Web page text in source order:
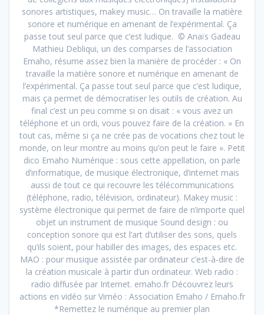
sonores artistiques, makey music… On travaille la matière
sonore et numérique en amenant de l’expérimental. Ça
passe tout seul parce que c’est ludique. © Anaïs Gadeau
Mathieu Debliqui, un des comparses de l’association
Emaho, résume assez bien la manière de procéder : « On
travaille la matière sonore et numérique en amenant de
l’expérimental. Ça passe tout seul parce que c’est ludique,
mais ça permet de démocratiser les outils de création. Au
final c’est un peu comme si on disait : « vous avez un
téléphone et un ordi, vous pouvez faire de la création. » En
tout cas, même si ça ne crée pas de vocations chez tout le
monde, on leur montre au moins qu’on peut le faire ». Petit
dico Emaho Numérique : sous cette appellation, on parle
d’informatique, de musique électronique, d’internet mais
aussi de tout ce qui recouvre les télécommunications
(téléphone, radio, télévision, ordinateur). Makey music :
système électronique qui permet de faire de n’importe quel
objet un instrument de musique Sound design : ou
conception sonore qui est l’art d’utiliser des sons, quels
qu’ils soient, pour habiller des images, des espaces etc.
MAO : pour musique assistée par ordinateur c’est-à-dire de
la création musicale à partir d’un ordinateur. Web radio :
radio diffusée par Internet. emaho.fr Découvrez leurs
actions en vidéo sur Viméo : Association Emaho / Emaho.fr
*Remettez le numérique au premier plan